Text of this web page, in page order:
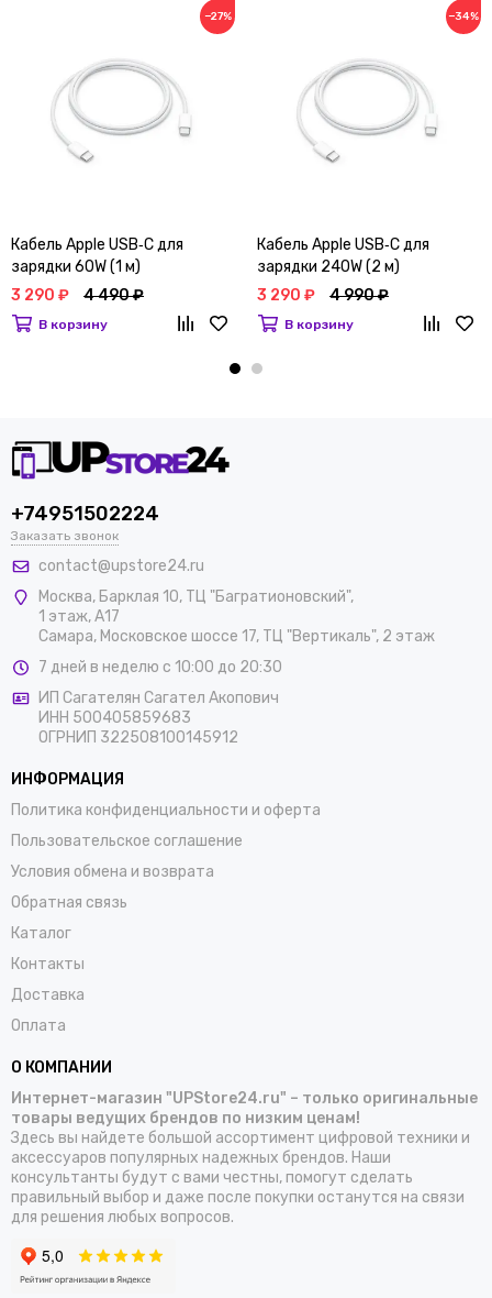
−27%
Кабель Apple USB‑C для
зарядки 60W (1 м)
3 290 ₽
4 490 ₽
В корзину
−34%
Кабель Apple USB‑C для
зарядки 240W (2 м)
3 290 ₽
4 990 ₽
В корзину
+74951502224
Заказать звонок
contact@upstore24.ru
Москва, Барклая 10, ТЦ "Багратионовский",
1 этаж, А17
Самара, Московское шоссе 17, ТЦ "Вертикаль", 2 этаж
7 дней в неделю с 10:00 до 20:30
ИП Сагателян Сагател Акопович
ИНН 500405859683
ОГРНИП 322508100145912
ИНФОРМАЦИЯ
Политика конфиденциальности и оферта
Пользовательское соглашение
Условия обмена и возврата
Обратная связь
Каталог
Контакты
Доставка
Оплата
О КОМПАНИИ
Интернет-магазин "UPStore24.ru" – только оригинальные
товары ведущих брендов по низким ценам!
Здесь вы найдете большой ассортимент цифровой техники и
аксессуаров популярных надежных брендов. Наши
консультанты будут с вами честны, помогут сделать
правильный выбор и даже после покупки останутся на связи
для решения любых вопросов.